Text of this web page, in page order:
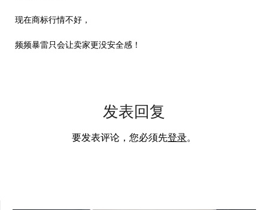
现在商标行情不好，
频频暴雷只会让卖家更没安全感！
发表回复
要发表评论，您必须先登录。